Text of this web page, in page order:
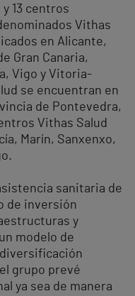
13 centros
Vithas
en Alicante,
Gran Canaria,
Vigo y Vitoria-
se encuentran en
de Pontevedra,
Vithas Salud
Marín, Sanxenxo,
sanitaria de
de inversión
y
modelo de
grupo prevé
ya sea de manera